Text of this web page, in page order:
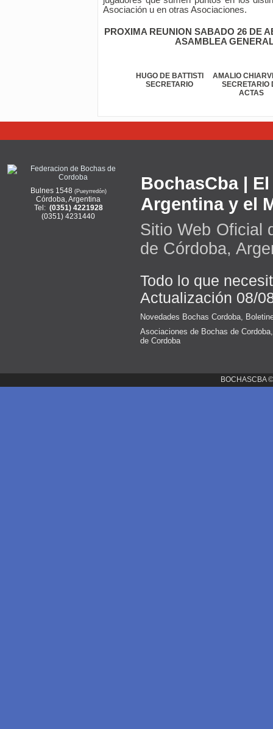
Asociación u en otras Asociaciones.
PROXIMA REUNION SABADO 26 DE
ASAMBLEA
HUGO DE BATTISTI
SECRETARIO
AMALIO
SECRETARIO
ACTAS
Bulnes 1548 (Pueyrredón)
Córdoba, Argentina
Tel: (0351) 4221928
(0351) 4231440
BochasCba |
Argentina y el
Sitio Web Oficial
de Córdoba,
Todo lo que
Actualización 08/
Novedades Bochas Cordoba
Asociaciones de Bochas de Cordoba
de Cordoba
BOCHASCBA